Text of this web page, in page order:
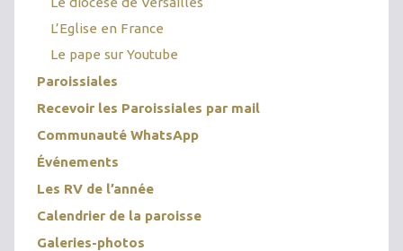
L’Eglise en France
Le pape sur Youtube
Paroissiales
Recevoir les Paroissiales par mail
Communauté WhatsApp
Événements
Les RV de l’année
Calendrier de la paroisse
Galeries-photos